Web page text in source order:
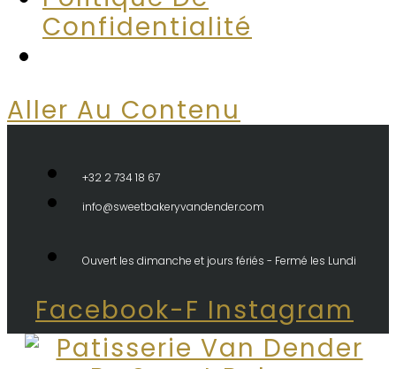
Confidentialité
Aller Au Contenu
+32 2 734 18 67
info@sweetbakeryvandender.com
Ouvert les dimanche et jours fériés - Fermé les Lundi
Facebook-F Instagram